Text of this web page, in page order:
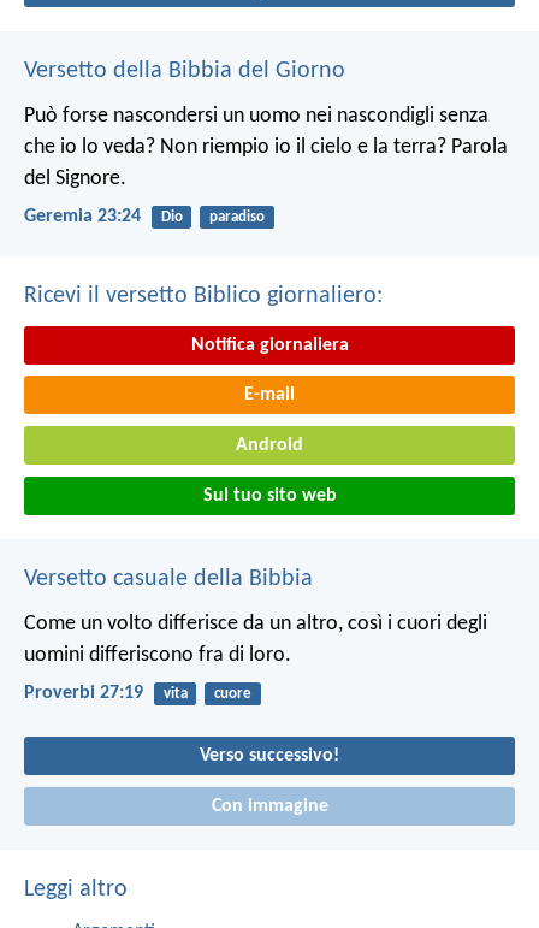
Versetto della Bibbia del Giorno
Può forse nascondersi un uomo nei nascondigli senza
che io lo veda? Non riempio io il cielo e la terra? Parola
del Signore.
Geremia 23:24 Dio paradiso
Ricevi il versetto Biblico giornaliero:
Notifica giornaliera
E-mail
Android
Sul tuo sito web
Versetto casuale della Bibbia
Come un volto differisce da un altro, così i cuori degli
uomini differiscono fra di loro.
Proverbi 27:19 vita cuore
Verso successivo!
Con immagine
Leggi altro